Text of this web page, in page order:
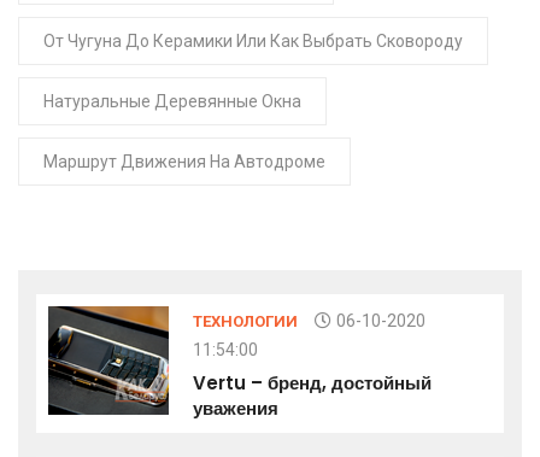
От Чугуна До Керамики Или Как Выбрать Сковороду
Натуральные Деревянные Окна
Маршрут Движения На Автодроме
ТЕХНОЛОГИИ
06-10-2020
11:54:00
Vertu – бренд, достойный
уважения